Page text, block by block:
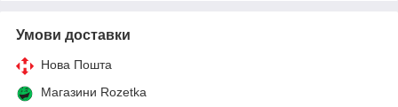
Умови доставки
Нова Пошта
Магазини Rozetka